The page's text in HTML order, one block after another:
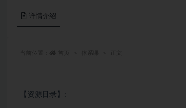
详情介绍
【资源目录】: